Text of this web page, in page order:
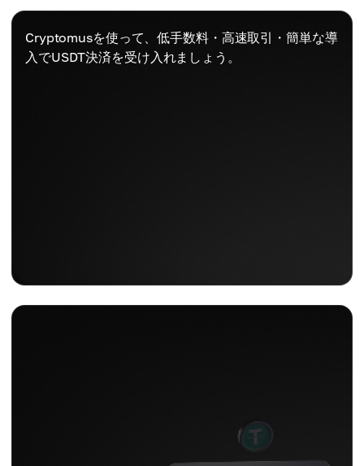
Cryptomusを使って、低手数料・高速取引・簡単な導
入でUSDT決済を受け入れましょう。